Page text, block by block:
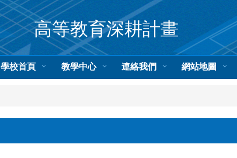
高等教育深耕計畫
學校首頁 教學中心 連絡我們 網站地圖